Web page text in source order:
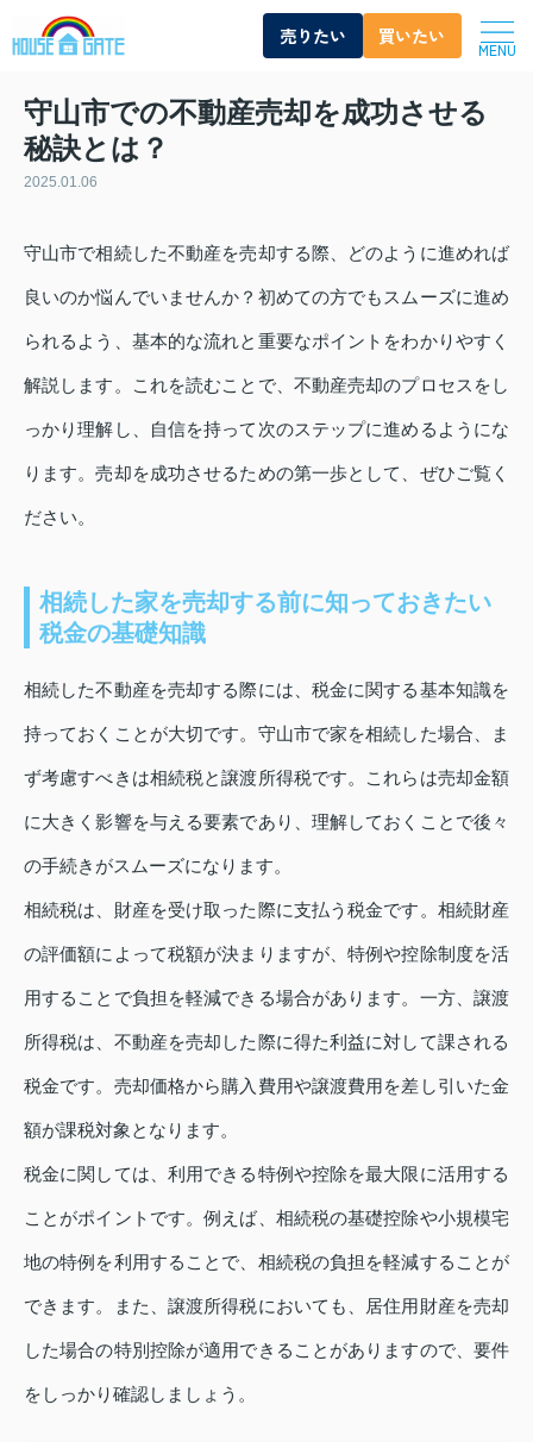
売りたい 買いたい
MENU
守山市での不動産売却を成功させる
秘訣とは？
2025.01.06
守山市で相続した不動産を売却する際、どのように進めれば
良いのか悩んでいませんか？初めての方でもスムーズに進め
られるよう、基本的な流れと重要なポイントをわかりやすく
解説します。これを読むことで、不動産売却のプロセスをし
っかり理解し、自信を持って次のステップに進めるようにな
ります。売却を成功させるための第一歩として、ぜひご覧く
ださい。
相続した家を売却する前に知っておきたい
税金の基礎知識
相続した不動産を売却する際には、税金に関する基本知識を
持っておくことが大切です。守山市で家を相続した場合、ま
ず考慮すべきは相続税と譲渡所得税です。これらは売却金額
に大きく影響を与える要素であり、理解しておくことで後々
の手続きがスムーズになります。
相続税は、財産を受け取った際に支払う税金です。相続財産
の評価額によって税額が決まりますが、特例や控除制度を活
用することで負担を軽減できる場合があります。一方、譲渡
所得税は、不動産を売却した際に得た利益に対して課される
税金です。売却価格から購入費用や譲渡費用を差し引いた金
額が課税対象となります。
税金に関しては、利用できる特例や控除を最大限に活用する
ことがポイントです。例えば、相続税の基礎控除や小規模宅
地の特例を利用することで、相続税の負担を軽減することが
できます。また、譲渡所得税においても、居住用財産を売却
した場合の特別控除が適用できることがありますので、要件
をしっかり確認しましょう。